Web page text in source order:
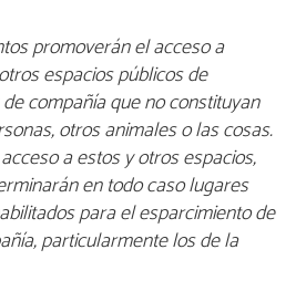
promoverán el acceso a
espacios públicos de
compañía que no constituyan
otros animales o las cosas.
a estos y otros espacios,
en todo caso lugares
para el esparcimiento de
particularmente los de la